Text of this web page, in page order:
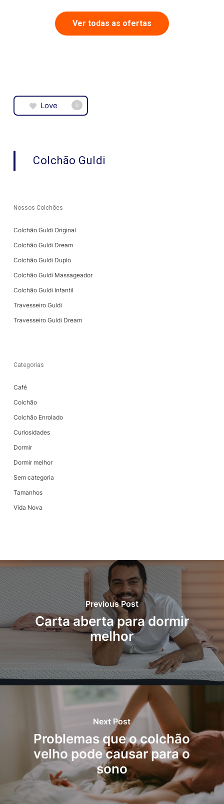
Ver todas as ofertas
Love 0
Colchão Guldi
Nossos Colchões
Colchão Guldi Original
Colchão Guldi Dream
Colchão Guldi Duplo
Colchão Guldi Massageador
Colchão Guldi Infantil
Travesseiro Guldi
Travesseiro Guldi Dream
Categorias
Café
Colchão
Colchão Enrolado
Curiosidades
Dormir
Dormir melhor
Sem categoria
Tamanhos
Vida Nova
Previous Post
Carta aberta para dormir
melhor
Next Post
Problemas que o colchão
velho pode causar para o
sono